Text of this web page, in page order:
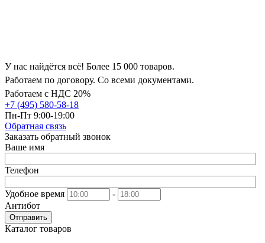
У нас найдётся всё! Более 15 000 товаров.
Работаем по договору. Со всеми документами.
Работаем с НДС 20%
+7 (495) 580-58-18
Пн-Пт 9:00-19:00
Обратная связь
Заказать обратный звонок
Ваше имя
Телефон
Удобное время
-
Антибот
Отправить
Каталог товаров